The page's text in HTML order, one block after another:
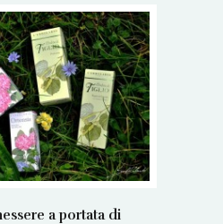
a portata di